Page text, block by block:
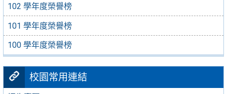
102 學年度榮譽榜
101 學年度榮譽榜
100 學年度榮譽榜
校園常用連結